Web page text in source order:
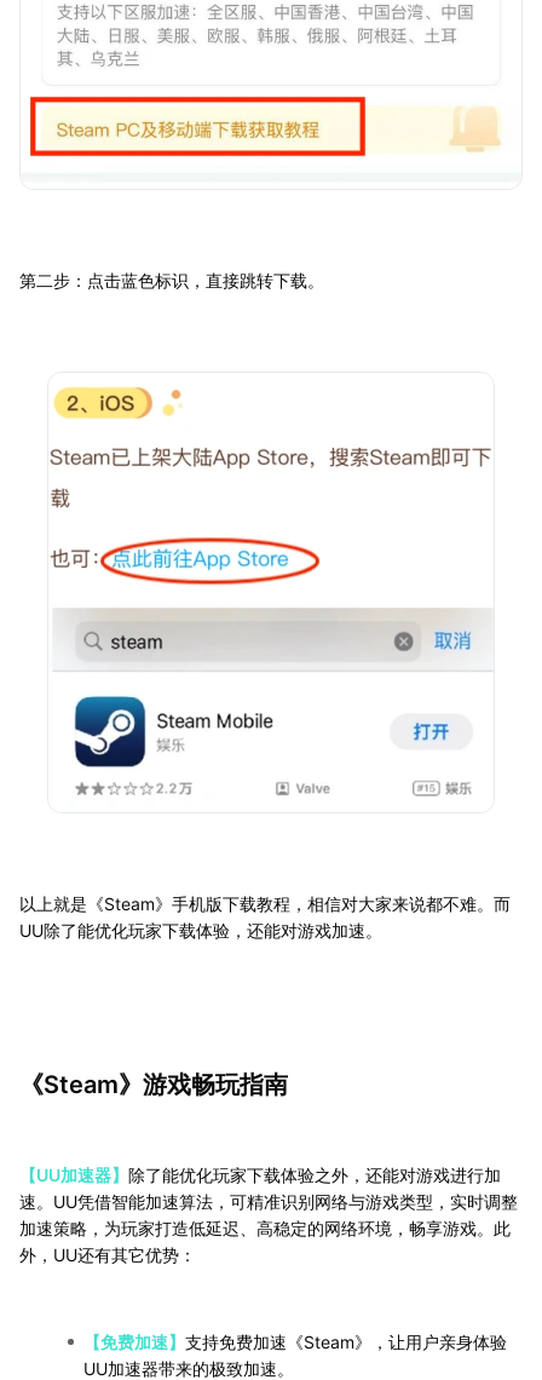
第二步：点击蓝色标识，直接跳转下载。
以上就是《Steam》手机版下载教程，相信对大家来说都不难。而
UU除了能优化玩家下载体验，还能对游戏加速。
《Steam》游戏畅玩指南
【UU加速器】 除了能优化玩家下载体验之外，还能对游戏进行加
速。UU凭借智能加速算法，可精准识别网络与游戏类型，实时调整
加速策略，为玩家打造低延迟、高稳定的网络环境，畅享游戏。此
外，UU还有其它优势：
【免费加速】 支持免费加速《Steam》，让用户亲身体验
UU加速器带来的极致加速。